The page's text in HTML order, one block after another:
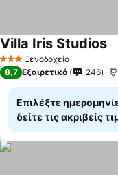
3 ΑστέριαΞενοδοχείο
Villa Iris Studios
8,7 Εξαιρετικό 246
Επιλέξτε
δείτε τις ακριβείς